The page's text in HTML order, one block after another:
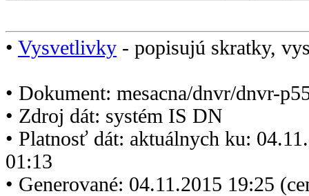
• Vysvetlivky - popisujú skratky,
• Dokument: mesacna/dnvr/dnvr-
• Zdroj dát: systém IS DN
• Platnosť dát: aktuálnych ku:
01:13
• Generované: 04.11.2015 19:25